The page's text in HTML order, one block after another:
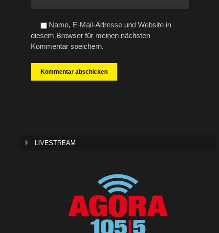
Name, E-Mail-Adresse und Website in
diesem Browser für meinen nächsten
Kommentar speichern.
LIVESTREAM